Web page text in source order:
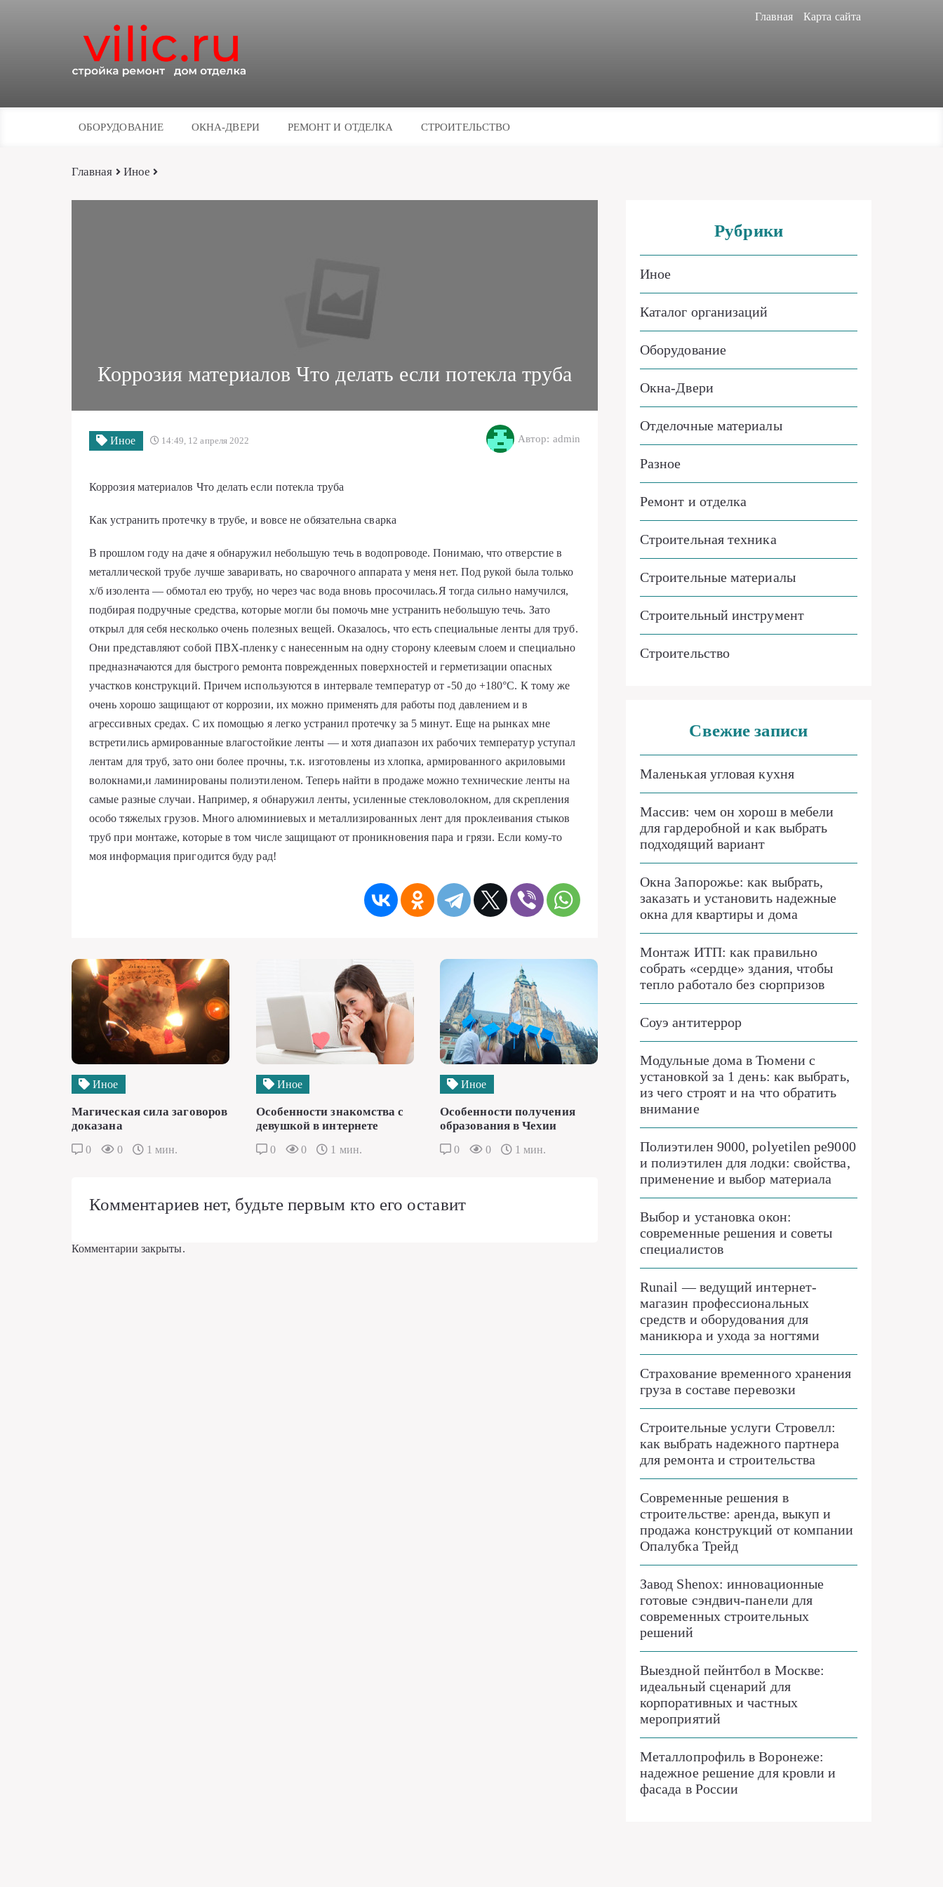
Главная Карта сайта
ОБОРУДОВАНИЕ ОКНА-ДВЕРИ РЕМОНТ И ОТДЕЛКА СТРОИТЕЛЬСТВО
Главная Иное
Коррозия материалов Что делать если потекла труба
Иное 14:49, 12 апреля 2022 Автор: admin
Коррозия материалов Что делать если потекла труба
Как устранить протечку в трубе, и вовсе не обязательна сварка
В прошлом году на даче я обнаружил небольшую течь в водопроводе. Понимаю, что отверстие в
металлической трубе лучше заваривать, но сварочного аппарата у меня нет. Под рукой была только
х/б изолента — обмотал ею трубу, но через час вода вновь просочилась.Я тогда сильно намучился,
подбирая подручные средства, которые могли бы помочь мне устранить небольшую течь. Зато
открыл для себя несколько очень полезных вещей. Оказалось, что есть специальные ленты для труб.
Они представляют собой ПВХ-пленку с нанесенным на одну сторону клеевым слоем и специально
предназначаются для быстрого ремонта поврежденных поверхностей и герметизации опасных
участков конструкций. Причем используются в интервале температур от -50 до +180°С. К тому же
очень хорошо защищают от коррозии, их можно применять для работы под давлением и в
агрессивных средах. С их помощью я легко устранил протечку за 5 минут. Еще на рынках мне
встретились армированные влагостойкие ленты — и хотя диапазон их рабочих температур уступал
лентам для труб, зато они более прочны, т.к. изготовлены из хлопка, армированного акриловыми
волокнами,и ламинированы полиэтиленом. Теперь найти в продаже можно технические ленты на
самые разные случаи. Например, я обнаружил ленты, усиленные стекловолокном, для скрепления
особо тяжелых грузов. Много алюминиевых и металлизированных лент для проклеивания стыков
труб при монтаже, которые в том числе защищают от проникновения пара и грязи. Если кому-то
моя информация пригодится буду рад!
Иное
Магическая сила заговоров
доказана
0 0 1 мин.
Иное
Особенности знакомства с
девушкой в интернете
0 0 1 мин.
Иное
Особенности получения
образования в Чехии
0 0 1 мин.
Комментариев нет, будьте первым кто его оставит
Комментарии закрыты.
Рубрики
Иное
Каталог организаций
Оборудование
Окна-Двери
Отделочные материалы
Разное
Ремонт и отделка
Строительная техника
Строительные материалы
Строительный инструмент
Строительство
Свежие записи
Маленькая угловая кухня
Массив: чем он хорош в мебели
для гардеробной и как выбрать
подходящий вариант
Окна Запорожье: как выбрать,
заказать и установить надежные
окна для квартиры и дома
Монтаж ИТП: как правильно
собрать «сердце» здания, чтобы
тепло работало без сюрпризов
Соуэ антитеррор
Модульные дома в Тюмени с
установкой за 1 день: как выбрать,
из чего строят и на что обратить
внимание
Полиэтилен 9000, polyetilen pe9000
и полиэтилен для лодки: свойства,
применение и выбор материала
Выбор и установка окон:
современные решения и советы
специалистов
Runail — ведущий интернет-
магазин профессиональных
средств и оборудования для
маникюра и ухода за ногтями
Страхование временного хранения
груза в составе перевозки
Строительные услуги Стровелл:
как выбрать надежного партнера
для ремонта и строительства
Современные решения в
строительстве: аренда, выкуп и
продажа конструкций от компании
Опалубка Трейд
Завод Shenox: инновационные
готовые сэндвич-панели для
современных строительных
решений
Выездной пейнтбол в Москве:
идеальный сценарий для
корпоративных и частных
мероприятий
Металлопрофиль в Воронеже:
надежное решение для кровли и
фасада в России